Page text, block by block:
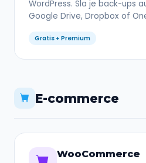
WordPress. Sla je back-ups
Google Drive, Dropbox of
Gratis + Premium
E-commerce
WooCommerce